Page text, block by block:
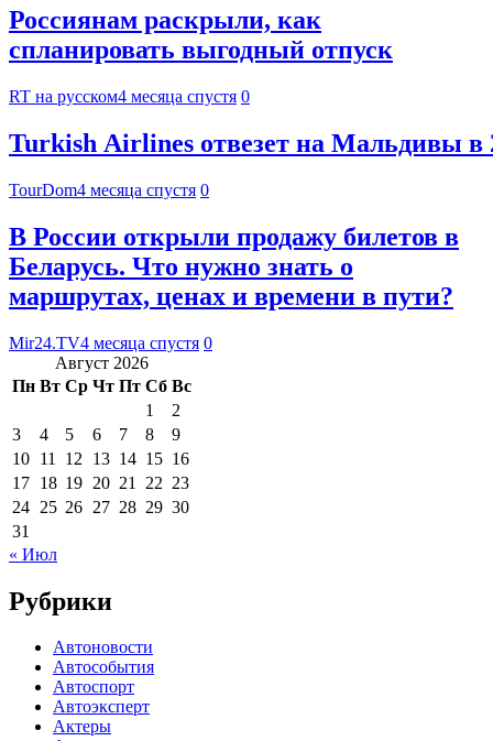
Россиянам раскрыли, как
спланировать выгодный отпуск
RT на русском4 месяца спустя 0
Turkish Airlines отвезет на Мальдивы в
TourDom4 месяца спустя 0
В России открыли продажу билетов в
Беларусь. Что нужно знать о
маршрутах, ценах и времени в пути?
Mir24.TV4 месяца спустя 0
Август 2026
Пн Вт Ср Чт Пт Сб Вс
1
2
3
4 5 6 7 8
9
10 11 12 13 14 15 16
17 18 19 20 21 22 23
24 25 26 27 28 29 30
31
« Июл
Рубрики
Автоновости
Автособытия
Автоспорт
Автоэксперт
Актеры